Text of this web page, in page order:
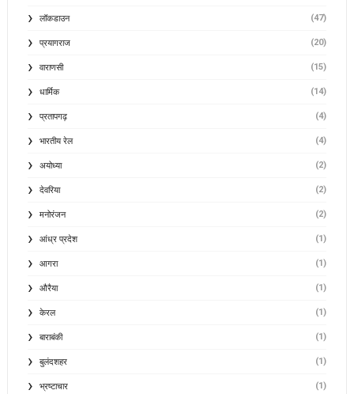
लॉकडाउन (47)
प्रयागराज (20)
वाराणसी (15)
धार्मिक (14)
प्रतापगढ़ (4)
भारतीय रेल (4)
अयोध्या (2)
देवरिया (2)
मनोरंजन (2)
आंध्र प्रदेश (1)
आगरा (1)
औरैया (1)
केरल (1)
बाराबंकी (1)
बुलंदशहर (1)
भ्रष्टाचार (1)